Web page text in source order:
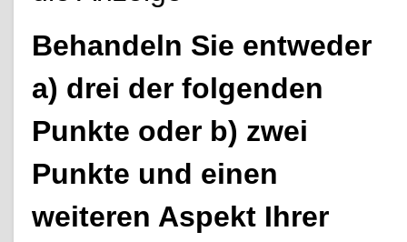
Behandeln Sie entweder
a) drei der folgenden
Punkte oder b) zwei
Punkte und einen
weiteren Aspekt Ihrer